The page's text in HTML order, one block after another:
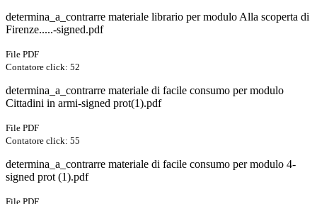
determina_a_contrarre materiale librario per modulo Alla scoperta di
Firenze.....-signed.pdf
File PDF
Contatore click: 52
determina_a_contrarre materiale di facile consumo per modulo
Cittadini in armi-signed prot(1).pdf
File PDF
Contatore click: 55
determina_a_contrarre materiale di facile consumo per modulo 4-
signed prot (1).pdf
File PDF